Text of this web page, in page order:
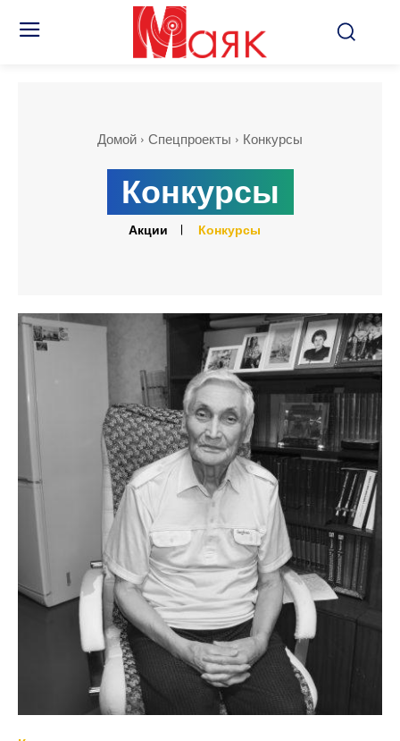
Домой Спецпроекты Конкурсы
Конкурсы
Акции Конкурсы